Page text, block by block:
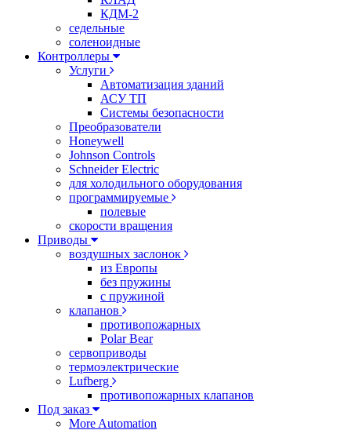
КДМ-2
седельные
соленоидные
Контроллеры
Услуги
Автоматизация зданий
АСУ ТП
Системы безопасности
Преобразователи
Honeywell
Johnson Controls
Schneider Electric
для холодильного оборудования
программируемые
полевые
скорости вращения
Приводы
воздушных заслонок
из Европы
без пружины
с пружиной
клапанов
противопожарных
Polar Bear
сервоприводы
термоэлектрические
Lufberg
противопожарных клапанов
Под заказ
More Automation